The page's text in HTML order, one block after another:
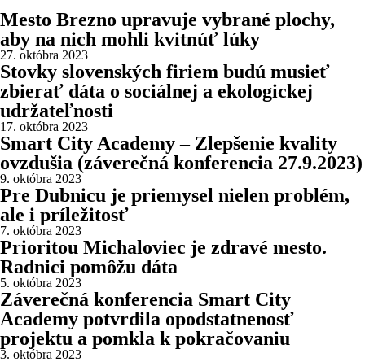
Mesto Brezno upravuje vybrané plochy,
aby na nich mohli kvitnúť lúky
27. októbra 2023
Stovky slovenských firiem budú musieť
zbierať dáta o sociálnej a ekologickej
udržateľnosti
17. októbra 2023
Smart City Academy – Zlepšenie kvality
ovzdušia (záverečná konferencia 27.9.2023)
9. októbra 2023
Pre Dubnicu je priemysel nielen problém,
ale i príležitosť
7. októbra 2023
Prioritou Michaloviec je zdravé mesto.
Radnici pomôžu dáta
5. októbra 2023
Záverečná konferencia Smart City
Academy potvrdila opodstatnenosť
projektu a pomkla k pokračovaniu
3. októbra 2023